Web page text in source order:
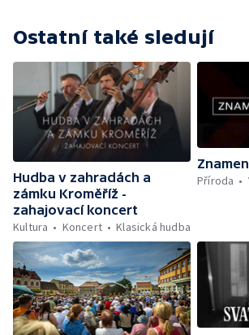
Ostatní také sledují
Hudba v zahradách a
zámku Kroměříž -
zahajovací koncert
Kultura
Koncert Klasická hudba
Příroda